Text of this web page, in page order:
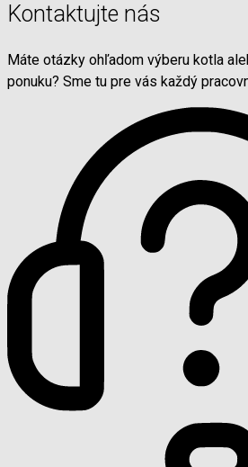
Kontaktujte nás
Máte otázky ohľadom výberu kotla
ponuku? Sme tu pre vás každý